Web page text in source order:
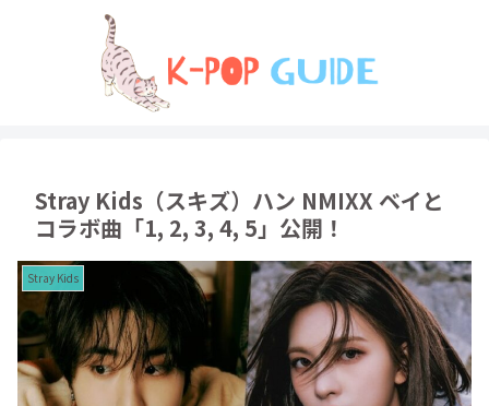
Stray Kids（スキズ）ハン NMIXX ベイと
コラボ曲「1, 2, 3, 4, 5」公開！
Stray Kids